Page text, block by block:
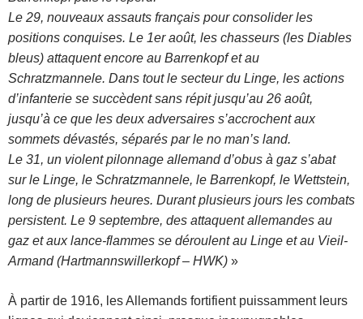
Le 29, nouveaux assauts français pour consolider les
positions conquises. Le 1er août, les chasseurs (les Diables
bleus) attaquent encore au Barrenkopf et au
Schratzmannele. Dans tout le secteur du Linge, les actions
d’infanterie se succèdent sans répit jusqu’au 26 août,
jusqu’à ce que les deux adversaires s’accrochent aux
sommets dévastés, séparés par le no man’s land.
Le 31, un violent pilonnage allemand d’obus à gaz s’abat
sur le Linge, le Schratzmannele, le Barrenkopf, le Wettstein,
long de plusieurs heures. Durant plusieurs jours les combats
persistent. Le 9 septembre, des attaquent allemandes au
gaz et aux lance-flammes se déroulent au Linge et au Vieil-
Armand (Hartmannswillerkopf – HWK) »
À partir de 1916, les Allemands fortifient puissamment leurs